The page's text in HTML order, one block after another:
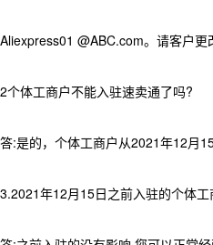
Aliexpress01 @ABC.com。请客户更
2个体工商户不能入驻速卖通了吗?
答:是的，个体工商户从2021年12月
3.2021年12月15日之前入驻的个体